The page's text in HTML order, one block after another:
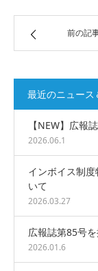
前の記
最近のニュース
【NEW】広報
2026.06.1
インボイス制
いて
2026.03.27
広報誌第85号を
2026.01.6
国会陳情
リンク